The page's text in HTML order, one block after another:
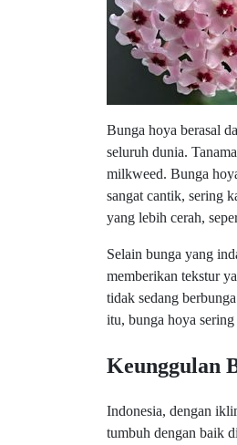
Bunga hoya berasal
seluruh dunia.
milkweed. Bunga
sangat cantik, sering
yang lebih cerah,
Selain bunga yang
memberikan tekstur
tidak sedang
itu, bunga hoya
Keunggulan
Indonesia, dengan
tumbuh dengan baik